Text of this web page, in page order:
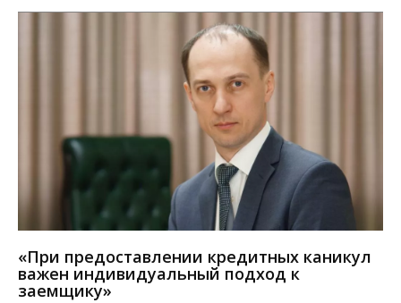
«При предоставлении кредитных каникул
важен индивидуальный подход к
заемщику»